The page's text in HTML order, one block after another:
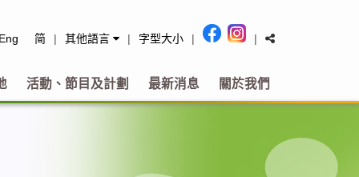
简 | 其他語言 | 字型大小 | |
活動、節目及計劃 最新消息 關於我們